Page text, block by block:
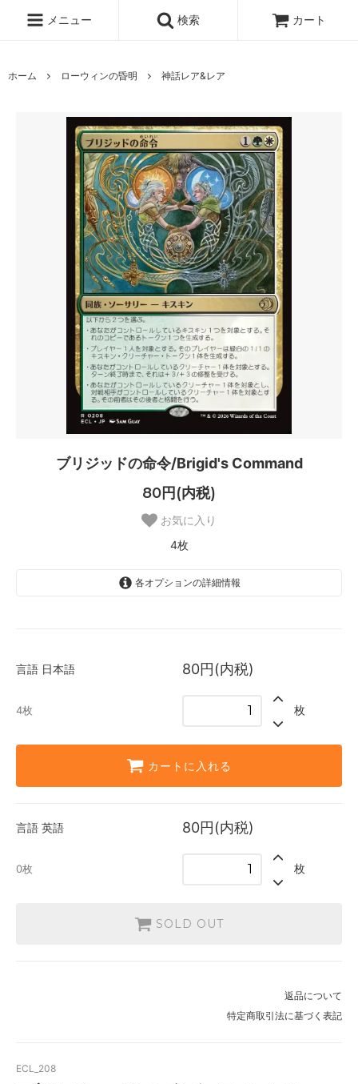
メニュー 検索 カート
ホーム ローウィンの昏明 神話レア&レア
ブリジッドの命令/Brigid's Command
80円(内税)
お気に入り
4枚
各オプションの詳細情報
英語
言語 日本語 80円(内税)
4枚 枚
カートに入れる
言語 英語 80円(内税)
0枚 枚
SOLD OUT
返品について
特定商取引法に基づく表記
ECL_208